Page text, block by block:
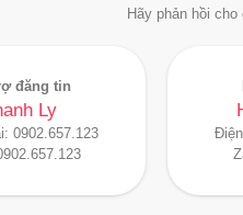
Hãy phản hồi
đăng tin
Ly
0902.657.123